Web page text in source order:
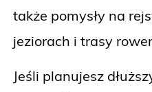
także pomysły na
jeziorach i trasy
Jeśli planujesz